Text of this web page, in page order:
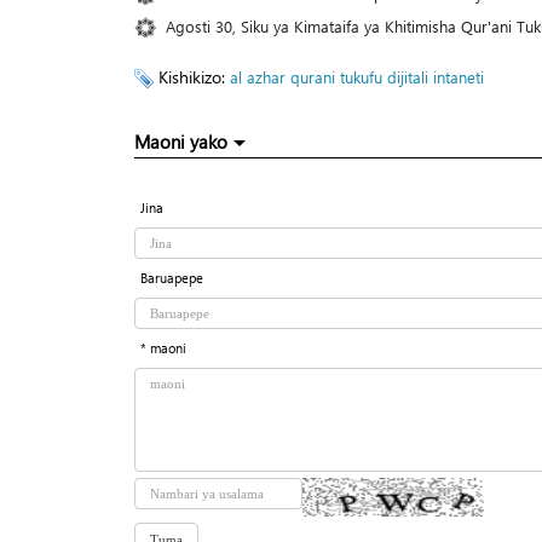
Agosti 30, Siku ya Kimataifa ya Khitimisha Qur'ani
Kishikizo: al azhar qurani tukufu dijitali intaneti
Maoni yako
Jina
Baruapepe
* maoni